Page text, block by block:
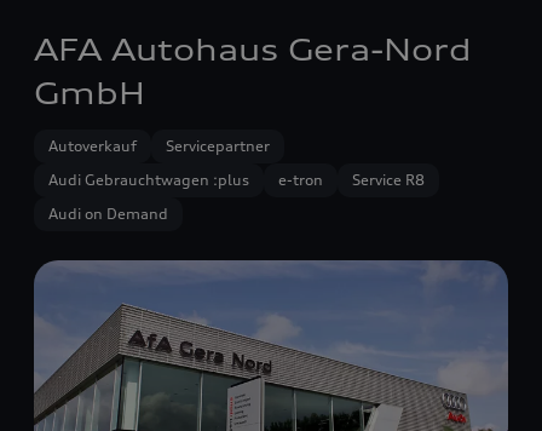
AFA Autohaus Gera-Nord
GmbH
Autoverkauf
Servicepartner
Audi Gebrauchtwagen :plus
e-tron
Service R8
Audi on Demand